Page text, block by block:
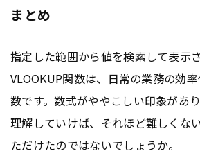
まとめ
指定した範囲から値を検索して表示
VLOOKUP関数は、日常の業務の効
数です。数式がややこしい印象があ
理解していけば、それほど難しくな
ただけたのではないでしょうか。